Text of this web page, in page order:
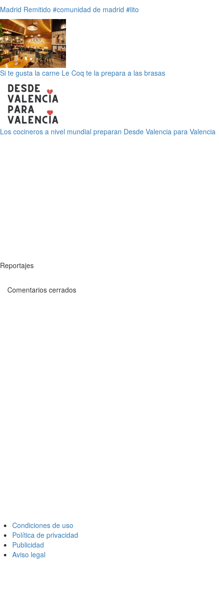
Madrid Remitido #comunidad de madrid #lito
Si te gusta la carne Le Coq te la prepara a las brasas
Los cocineros a nivel mundial preparan Desde Valencia para Valencia
Reportajes
Comentarios cerrados
Condiciones de uso
Política de privacidad
Publicidad
Aviso legal